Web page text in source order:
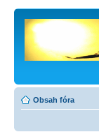
Obsah fóra